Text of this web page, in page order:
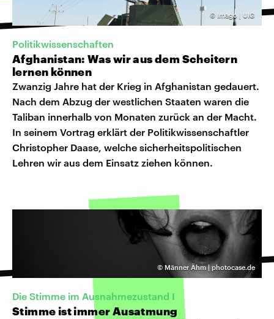
© Imago | UIG
Politikwissenschaften
Afghanistan: Was wir aus dem Scheitern
lernen können
Zwanzig Jahre hat der Krieg in Afghanistan gedauert.
Nach dem Abzug der westlichen Staaten waren die
Taliban innerhalb von Monaten zurück an der Macht.
In seinem Vortrag erklärt der Politikwissenschaftler
Christopher Daase, welche sicherheitspolitischen
Lehren wir aus dem Einsatz ziehen können.
© Männer Ähm | photocase.de
Die Stimme im Ausnahmezustand I
Stimme ist immer Ausatmung